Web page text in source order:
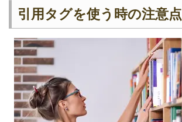
引用タグを使う時の注意点